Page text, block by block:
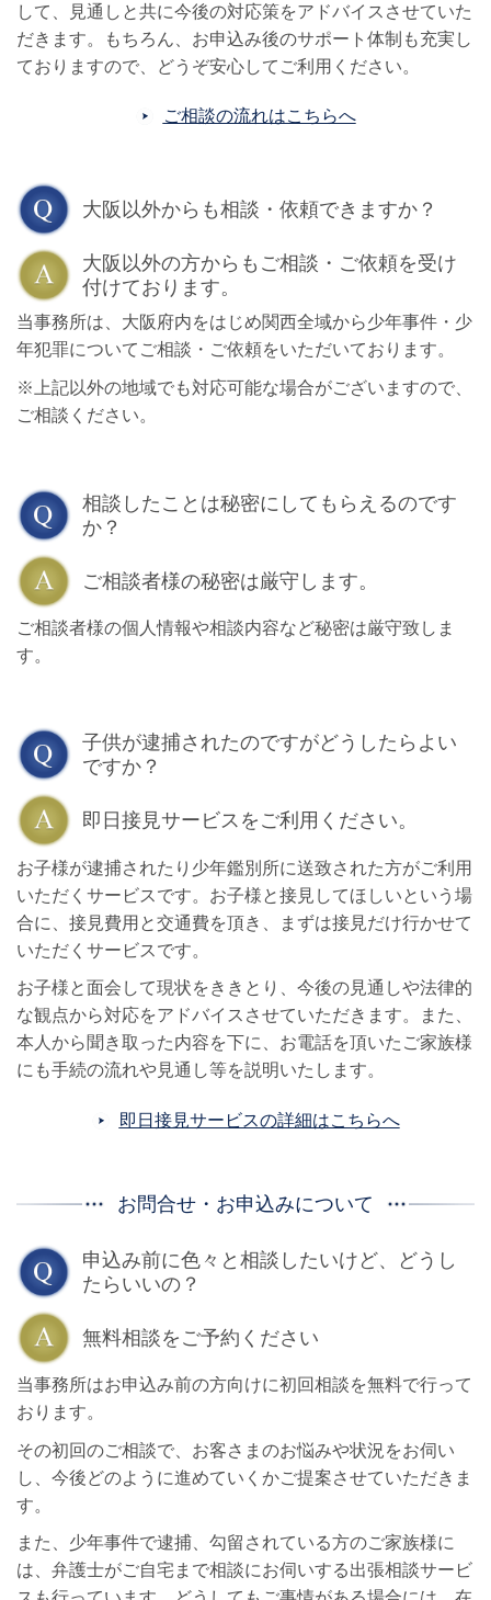
して、見通しと共に今後の対応策をアドバイスさせていた
だきます。もちろん、お申込み後のサポート体制も充実し
ておりますので、どうぞ安心してご利用ください。
ご相談の流れはこちらへ
大阪以外からも相談・依頼できますか？
大阪以外の方からもご相談・ご依頼を受け
付けております。
当事務所は、大阪府内をはじめ関西全域から少年事件・少
年犯罪についてご相談・ご依頼をいただいております。
※上記以外の地域でも対応可能な場合がございますので、
ご相談ください。
相談したことは秘密にしてもらえるのです
か？
ご相談者様の秘密は厳守します。
ご相談者様の個人情報や相談内容など秘密は厳守致しま
す。
子供が逮捕されたのですがどうしたらよい
ですか？
即日接見サービスをご利用ください。
お子様が逮捕されたり少年鑑別所に送致された方がご利用
いただくサービスです。お子様と接見してほしいという場
合に、接見費用と交通費を頂き、まずは接見だけ行かせて
いただくサービスです。
お子様と面会して現状をききとり、今後の見通しや法律的
な観点から対応をアドバイスさせていただきます。また、
本人から聞き取った内容を下に、お電話を頂いたご家族様
にも手続の流れや見通し等を説明いたします。
即日接見サービスの詳細はこちらへ
お問合せ・お申込みについて
申込み前に色々と相談したいけど、どうし
たらいいの？
無料相談をご予約ください
当事務所はお申込み前の方向けに初回相談を無料で行って
おります。
その初回のご相談で、お客さまのお悩みや状況をお伺い
し、今後どのように進めていくかご提案させていただきま
す。
また、少年事件で逮捕、勾留されている方のご家族様に
は、弁護士がご自宅まで相談にお伺いする出張相談サービ